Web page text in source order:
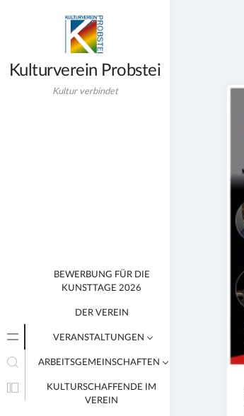
Kulturverein Probstei
Kultur verbindet
BEWERBUNG FÜR DIE
KUNSTTAGE 2026
DER VEREIN
VERANSTALTUNGEN
VERANSTALTUNGEN VON
ARBEITSGEMEINSCHAFTEN
AG BILDENDE KUNST
KULTURSCHAFFENDE IM
VEREIN